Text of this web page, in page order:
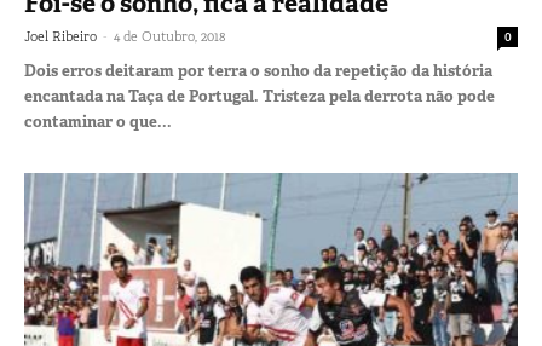
Joel Ribeiro - 4 de Outubro, 2018 0
Dois erros deitaram por terra o sonho da repetição da história
encantada na Taça de Portugal. Tristeza pela derrota não pode
contaminar o que...